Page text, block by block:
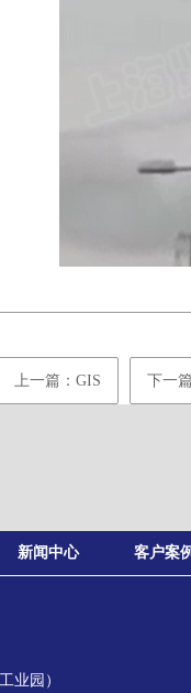
上一篇：GIS 下一
新闻中心 客户案
业园）